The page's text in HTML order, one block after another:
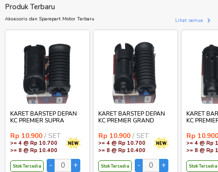
Produk Terbaru
Aksesoris dan Sparepart Motor Terbaru Lihat semua
KARET BARSTEP DEPAN
KC PREMIER SUPRA
Rp 10.900 / SET
>= 4 @ Rp 10.700
>= 8 @ Rp 10.400
Stok Tersedia
KARET BARSTEP DEPAN
KC PREMIER GRAND
Rp 10.900 / SET
>= 4 @ Rp 10.700
>= 8 @ Rp 10.400
Stok Tersedia
KARET
KC
Rp 10.900
>= 4 @ Rp
>= 8 @ Rp
Stok Tersedia